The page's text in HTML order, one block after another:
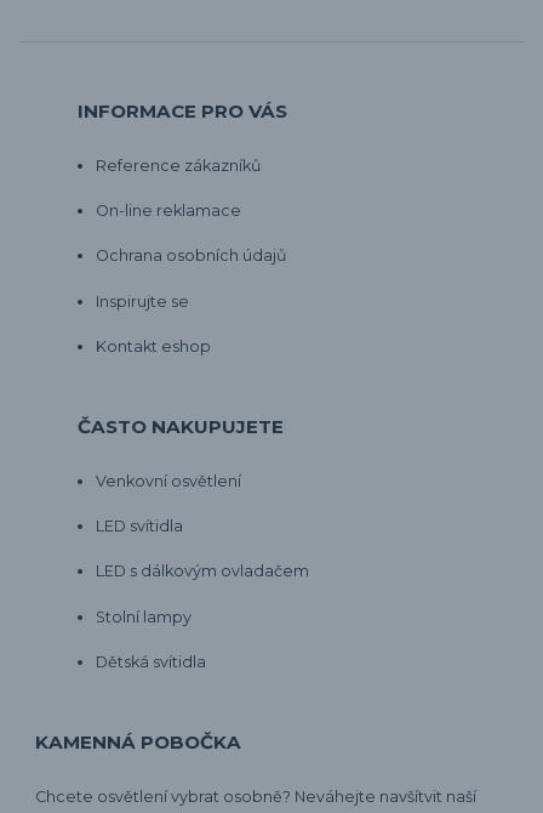
INFORMACE PRO VÁS
Reference zákazníků
On-line reklamace
Ochrana osobních údajů
Inspirujte se
Kontakt eshop
ČASTO NAKUPUJETE
Venkovní osvětlení
LED svítidla
LED s dálkovým ovladačem
Stolní lampy
Dětská svítidla
KAMENNÁ POBOČKA
Chcete osvětlení vybrat osobně? Neváhejte navšítvit naší